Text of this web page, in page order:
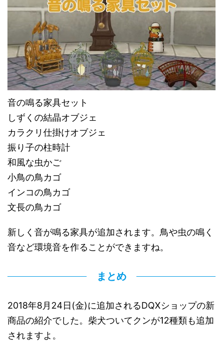
音の鳴る家具セット
しずくの結晶オブジェ
カラクリ仕掛けオブジェ
振り子の柱時計
和風な虫かご
小鳥の鳥カゴ
インコの鳥カゴ
文長の鳥カゴ
新しく音が鳴る家具が追加されます。鳥や虫の鳴く
音など環境音を作ることができますね。
まとめ
2018年8月24日(金)に追加されるDQXショップの新
商品の紹介でした。柴犬ついてクンが12種類も追加
されますよ。